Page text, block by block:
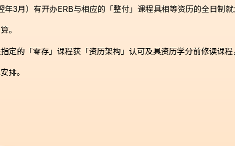
3月）有开办ERB与相应的「整付」课程具相等资历的全日制就
。
定的「零存」课程获「资历架构」认可及具资历学分前修读课
排。